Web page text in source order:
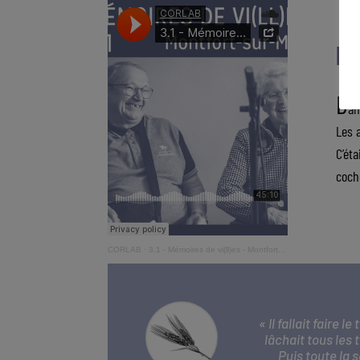
CORLAB 3.1 - Mémoires de vi(ll)es - Montfort-sur-Meu : Des moissons au barratage
D
Les
« Il fallait faire le
lâchait tous les
Puis toute la